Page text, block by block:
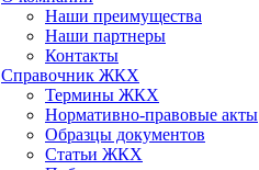
Наши преимущества
Наши партнеры
Контакты
Справочник ЖКХ
Термины ЖКХ
Нормативно-правовые акты
Образцы документов
Статьи ЖКХ